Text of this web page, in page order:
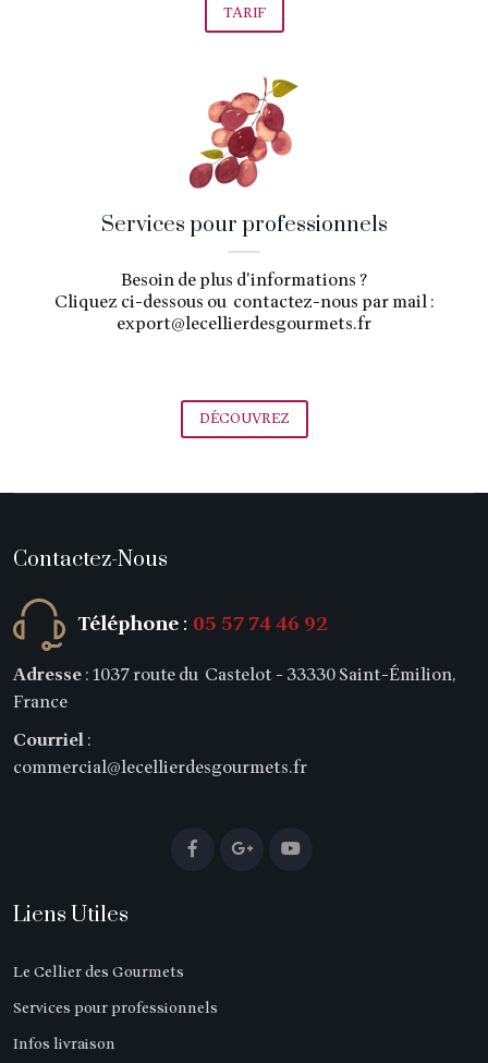
TARIF
Services pour professionnels
Besoin de plus d'informations ?
Cliquez ci-dessous ou contactez-nous par mail :
export@lecellierdesgourmets.fr
DÉCOUVREZ
Contactez-Nous
Téléphone: 05 57 74 46 92
Adresse: 1037 route du Castelot - 33330 Saint-Émilion,
France
Courriel:
commercial@lecellierdesgourmets.fr
Liens Utiles
Le Cellier des Gourmets
Services pour professionnels
Infos livraison